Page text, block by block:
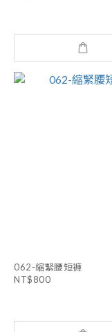
062-縮緊腰短褲
NT$800